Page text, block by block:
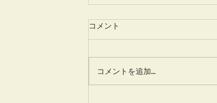
本日の見学会について
ソマリ君の見学会は予定数に達し
下さいませ。 個別のお問い合わ
せは随時うけつけております！
コメント
コメントを追加…